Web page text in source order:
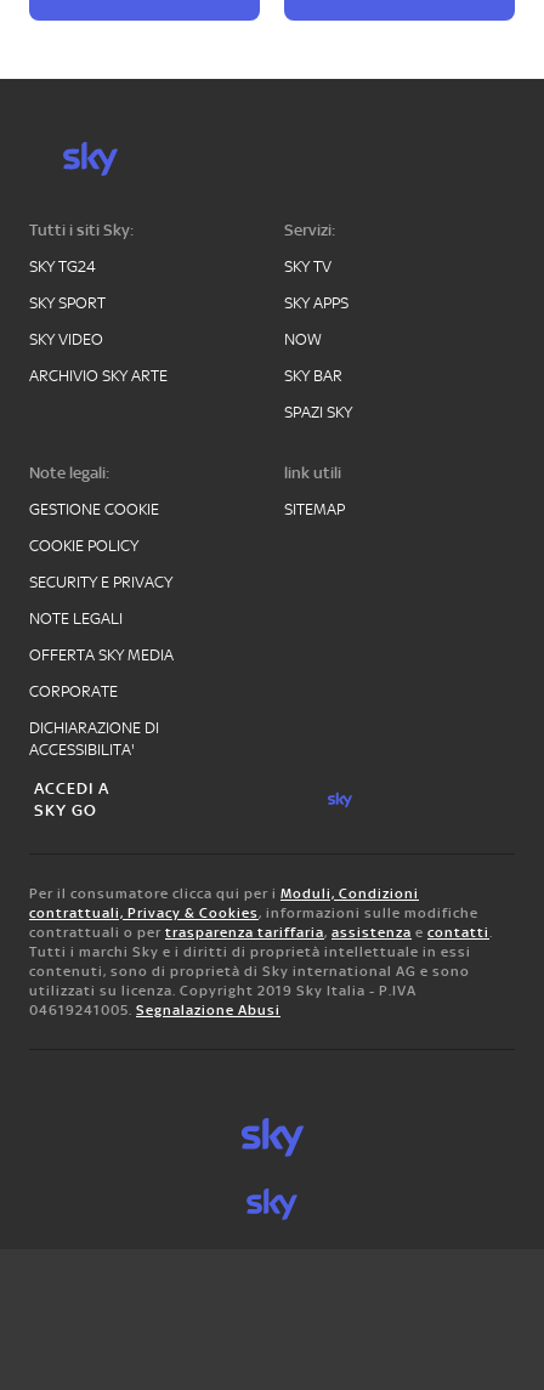
Tutti i siti Sky:
SKY TG24
SKY SPORT
SKY VIDEO
ARCHIVIO SKY ARTE
Servizi:
SKY TV
SKY APPS
NOW
SKY BAR
SPAZI SKY
Note legali:
GESTIONE COOKIE
COOKIE POLICY
SECURITY E PRIVACY
NOTE LEGALI
OFFERTA SKY MEDIA
CORPORATE
DICHIARAZIONE DI
ACCESSIBILITA'
link utili
SITEMAP
ACCEDI A
SKY GO
Per il consumatore clicca qui per i Moduli, Condizioni
contrattuali, Privacy & Cookies, informazioni sulle modifiche
contrattuali o per trasparenza tariffaria, assistenza e contatti.
Tutti i marchi Sky e i diritti di proprietà intellettuale in essi
contenuti, sono di proprietà di Sky international AG e sono
utilizzati su licenza. Copyright 2019 Sky Italia - P.IVA
04619241005. Segnalazione Abusi